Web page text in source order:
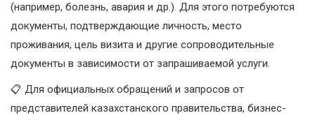
(например, болезнь, авария и др.). Для этого потребуются
документы, подтверждающие личность, место
проживания, цель визита и другие сопроводительные
документы в зависимости от запрашиваемой услуги.
📋 Для официальных обращений и запросов от
представителей казахстанского правительства, бизнес-